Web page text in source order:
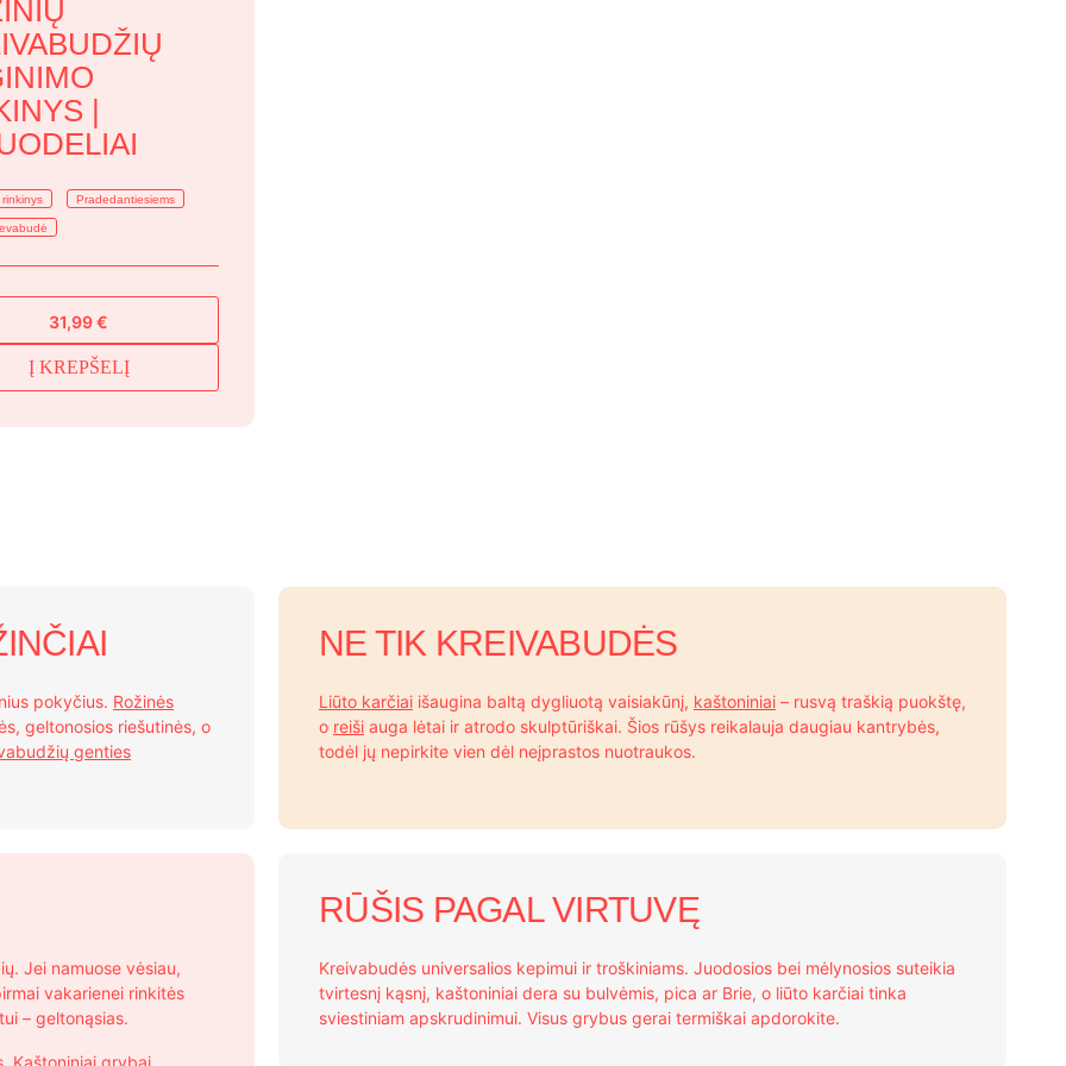
|
Pradedantiesiems
31,99€
Į KREPŠELĮ
pokyčius. Rožinės
geltonosios riešutinės, o
genties
NE TIK KREIVABUDĖS
Liūto karčiai išaugina baltą dygliuotą vaisiakūnį, kaštoniniai – rusvą traškią puokštę,
o reiši auga lėtai ir atrodo skulptūriškai. Šios rūšys reikalauja daugiau kantrybės,
todėl jų nepirkite vien dėl neįprastos nuotraukos.
Jei namuose vėsiau,
vakarienei rinkitės
– geltonąsias.
RŪŠIS PAGAL VIRTUVĘ
Kreivabudės universalios kepimui ir troškiniams. Juodosios bei mėlynosios suteikia
tvirtesnį kąsnį, kaštoniniai dera su bulvėmis, pica ar Brie, o liūto karčiai tinka
sviestiniam apskrudinimui. Visus grybus gerai termiškai apdorokite.